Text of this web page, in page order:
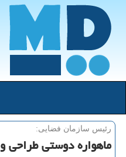
رئیس سازمان فضایی:
ماهواره دوستی